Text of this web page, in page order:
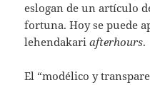
eslogan de un artículo
fortuna. Hoy se puede
lehendakariafterhours.
El “modélico y